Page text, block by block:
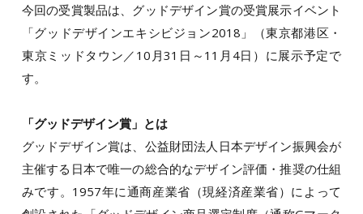
今回の受賞製品は、グッドデザイン賞の受賞展示イベント
「グッドデザインエキシビジョン2018」（東京都港区・
東京ミッドタウン／10月31日～11月4日）に展示予定で
す。
「グッドデザイン賞」とは
グッドデザイン賞は、公益財団法人日本デザイン振興会が
主催する日本で唯一の総合的なデザイン評価・推奨の仕組
みです。1957年に通商産業省（現経済産業省）によって